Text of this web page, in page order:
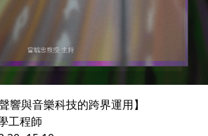
響與音樂科技的跨界運用】
工程師